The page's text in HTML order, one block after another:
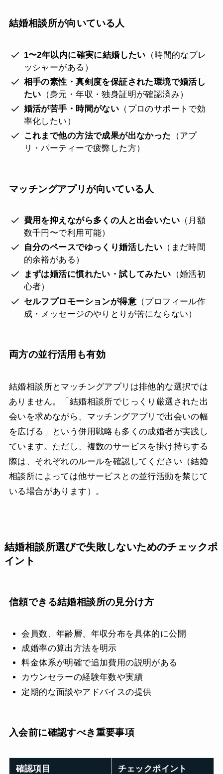
結婚相談所が向いている人
1〜2年以内に確実に結婚したい （時間的なプレ
ッシャーがある）
相手の素性・真剣度を保証された環境で婚活し
たい （身元・年収・独身証明が確認済み）
婚活が苦手・時間がない （プロのサポートで効
率化したい）
これまで他の方法で成果が出なかった （アプ
リ・パーティーで疲弊した方）
マッチングアプリが向いている人
費用を抑えながら多くの人と出会いたい（月額
数千円〜で利用可能）
自分のペースでゆっくり婚活したい （まだ時間
的余裕がある）
まずは婚活に慣れたい・試してみたい （婚活初
心者）
セルフプロモーションが得意（プロフィール作
成・メッセージのやりとりが苦にならない）
両方の並行活用も有効
結婚相談所とマッチングアプリは排他的な選択では
ありません。「結婚相談所でじっくり厳選された出
会いを求めながら、マッチングアプリで出会いの幅
を広げる」という併用戦略も多くの成婚者が実践し
ています。ただし、複数のサービスを掛け持ちする
際は、それぞれのルールを確認してください（結婚
相談所によっては他サービスとの並行活動を禁じて
いる場合があります）。
結婚相談所選びで失敗しないためのチェックポ
イント
信頼できる結婚相談所の見分け方
会員数、年齢層、年収分布を具体的に公開
成婚率の算出方法を明示
料金体系が明確で追加費用の説明がある
カウンセラーの経験年数や実績
定期的な面談やアドバイスの提供
入会前に確認すべき重要事項
確認項目 チェックポイント